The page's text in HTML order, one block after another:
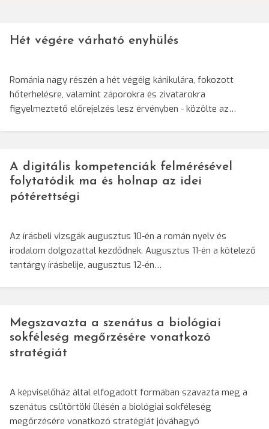
Hét végére várható enyhülés
Románia nagy részén a hét végéig kánikulára, fokozott
hőterhelésre, valamint záporokra és zivatarokra
figyelmeztető előrejelzés lesz érvényben - közölte az…
A digitális kompetenciák felmérésével
folytatódik ma és holnap az idei
pótérettségi
Az írásbeli vizsgák augusztus 10-én a román nyelv és
irodalom dolgozattal kezdődnek. Augusztus 11-én a kötelező
tantárgy írásbelije, augusztus 12-én…
Megszavazta a szenátus a biológiai
sokféleség megőrzésére vonatkozó
stratégiát
A képviselőház által elfogadott formában szavazta meg a
szenátus csütörtöki ülésén a biológiai sokféleség
megőrzésére vonatkozó stratégiát jóváhagyó